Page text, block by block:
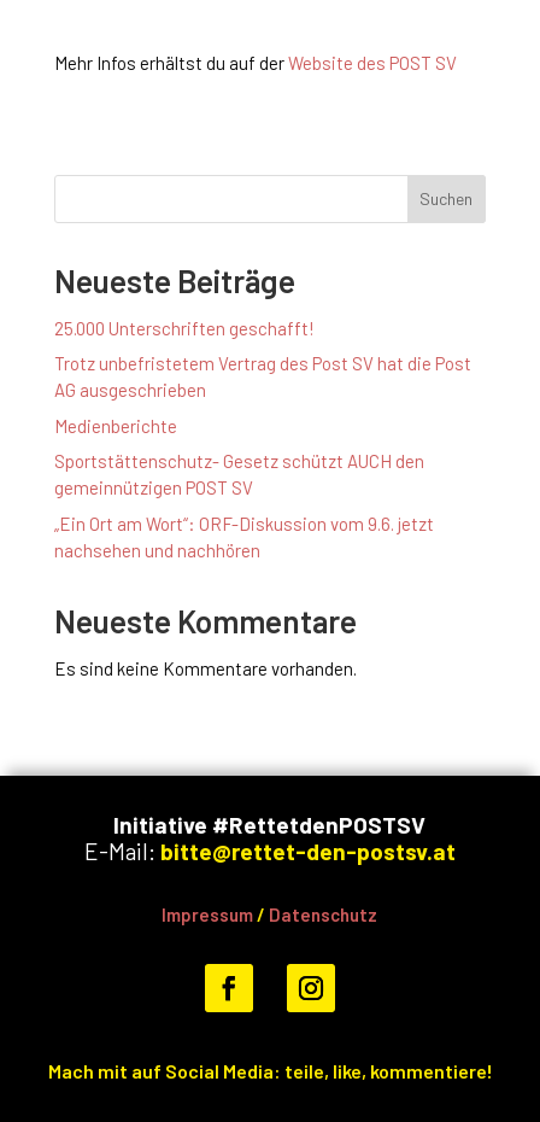
Mehr Infos erhältst du auf derWebsite des POST SV
Suchen
Neueste Beiträge
25.000 Unterschriften geschafft!
Trotz unbefristetem Vertrag des Post SV hat die Post
AG ausgeschrieben
Medienberichte
Sportstättenschutz- Gesetz schützt AUCH den
gemeinnützigen POST SV
„Ein Ort am Wort“: ORF-Diskussion vom 9.6. jetzt
nachsehen und nachhören
Neueste Kommentare
Es sind keine Kommentare vorhanden.
Initiative #RettetdenPOSTSV
E-Mail: bitte@rettet-den-postsv.at
Impressum/ Datenschutz
Mach mit auf Social Media: teile, like, kommentiere!